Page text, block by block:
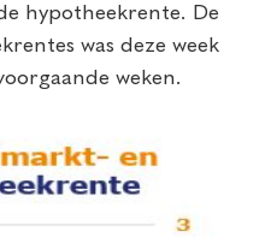
hypotheekrente. De
was deze week
weken.